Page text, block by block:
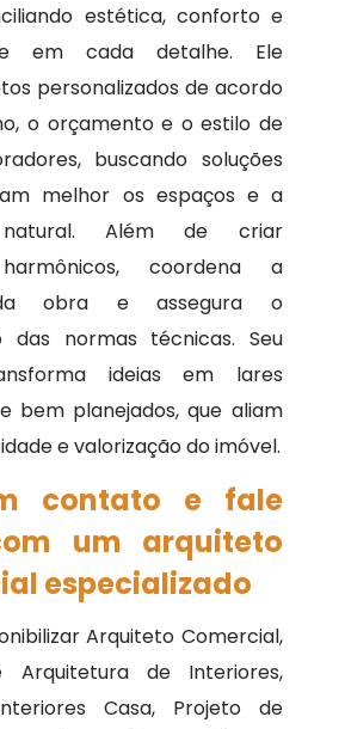
estética, conforto e
em cada detalhe. Ele
personalizados de acordo
o orçamento e o estilo de
buscando soluções
melhor os espaços e a
natural. Além de criar
coordena a
obra e assegura o
das normas técnicas. Seu
ideias em lares
bem planejados, que aliam
e valorização do imóvel.
contato e fale
um arquiteto
especializado
Arquiteto Comercial,
Arquitetura de Interiores,
Casa, Projeto de